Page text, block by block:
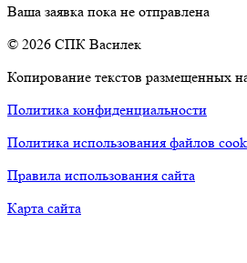
Ваша заявка пока не отправлена
© 2026 СПК Василек
Копирование текстов размещенных
Политика конфиденциальности
Политика использования файлов
Правила использования сайта
Карта сайта